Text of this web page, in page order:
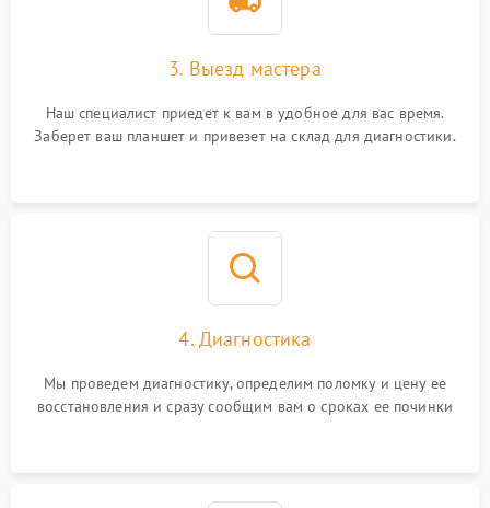
3. Выезд мастера
Наш специалист приедет к вам в удобное для вас время.
Заберет ваш планшет и привезет на склад для диагностики.
4. Диагностика
Мы проведем диагностику, определим поломку и цену ее
восстановления и сразу сообщим вам о сроках ее починки